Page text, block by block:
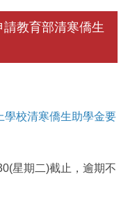
請教育部清寒僑生
學校清寒僑生助學金要
星期二)截止，逾期不